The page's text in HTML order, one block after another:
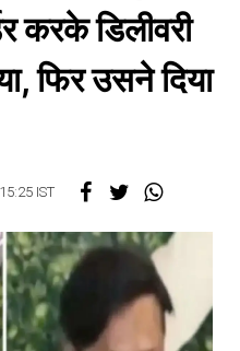
करके डिलीवरी
फिर उसने दिया
IST